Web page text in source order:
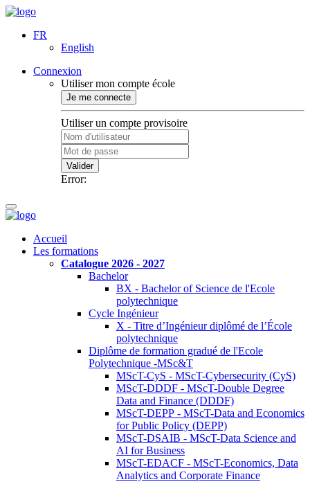
FR
English
Connexion
Utiliser mon compte école
Je me connecte
Utiliser un compte provisoire
Valider
Error:
Accueil
Les formations
Catalogue 2026 - 2027
Bachelor
BX - Bachelor of Science de l'Ecole
polytechnique
Cycle Ingénieur
X - Titre d’Ingénieur diplômé de l’École
polytechnique
Diplôme de formation gradué de l'Ecole
Polytechnique -MSc&T
MScT-CyS - MScT-Cybersecurity (CyS)
MScT-DDDF - MScT-Double Degree
Data and Finance (DDDF)
MScT-DEPP - MScT-Data and Economics
for Public Policy (DEPP)
MScT-DSAIB - MScT-Data Science and
AI for Business
MScT-EDACF - MScT-Economics, Data
Analytics and Corporate Finance